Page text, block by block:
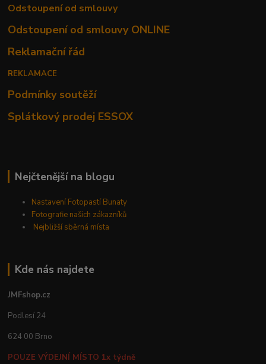
Odstoupení od smlouvy
Odstoupení od smlouvy ONLINE
Reklamační řád
REKLAMACE
Podmínky soutěží
Splátkový prodej ESSOX
Nejčtenější na blogu
Nastavení Fotopastí Bunaty
Fotografie našich zákazníků
Nejbližší sběrná místa
Kde nás najdete
JMFshop.cz
Podlesí 24
624 00 Brno
POUZE VÝDEJNÍ MÍSTO 1x týdně